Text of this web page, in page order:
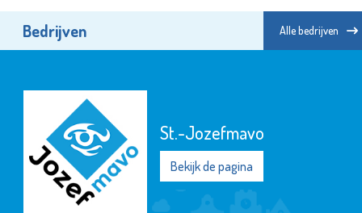
Bedrijven Alle bedrijven
St.-Jozefmavo
Bekijk de pagina